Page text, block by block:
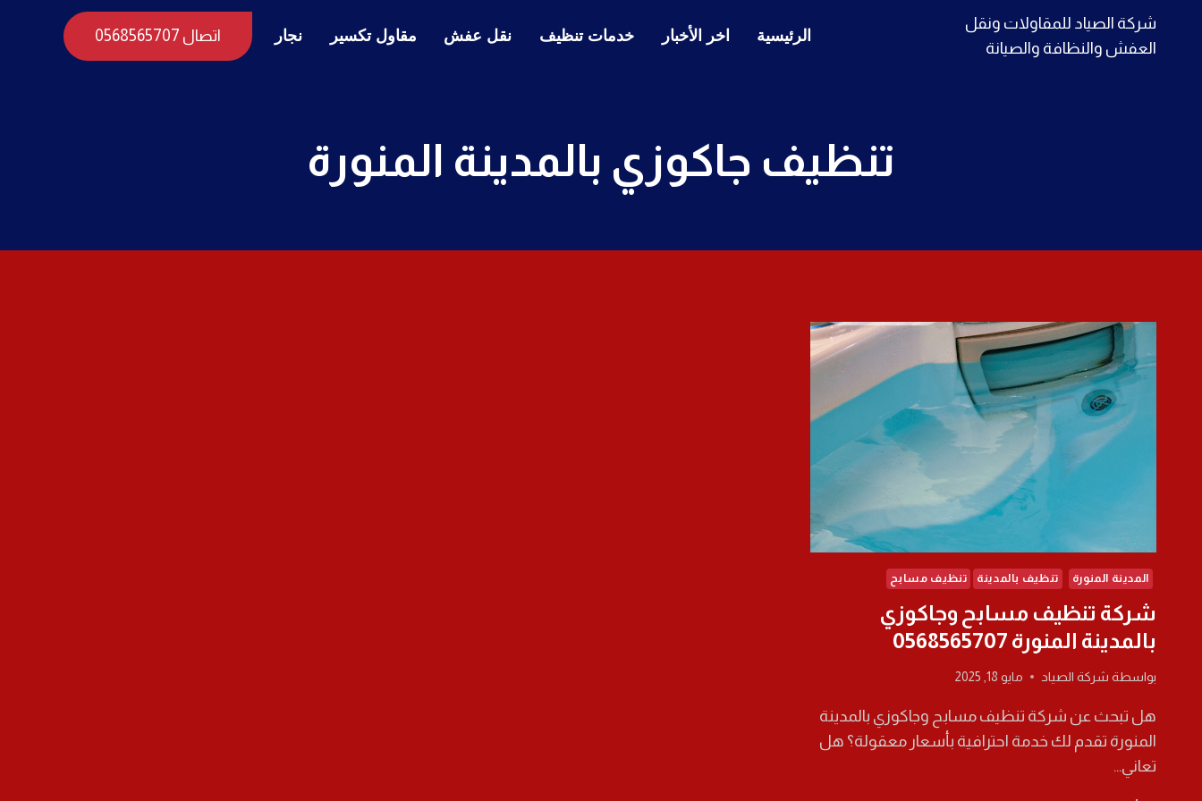
شركة الصياد للمقاولات ونقل
العفش والنظافة والصيانة
الرئيسية اخر الأخبار خدمات تنظيف نقل عفش مقاول تكسير نجار اتصال 0568565707
تنظيف جاكوزي بالمدينة المنورة
المدينة المنورة تنظيف بالمدينة تنظيف مسابح
شركة تنظيف مسابح وجاكوزي
بالمدينة المنورة 0568565707
بواسطة شركة الصياد مايو 18, 2025
هل تبحث عن شركة تنظيف مسابح وجاكوزي بالمدينة
المنورة تقدم لك خدمة احترافية بأسعار معقولة؟ هل
تعاني…